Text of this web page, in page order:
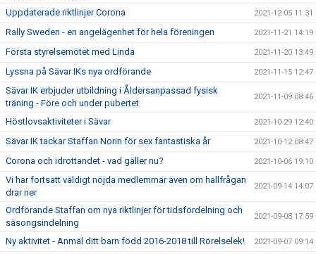
Uppdaterade riktlinjer Corona 2021-12-05 11:31
Rally Sweden - en angelägenhet för hela föreningen 2021-11-21 14:19
Första styrelsemötet med Linda 2021-11-20 13:49
Lyssna på Sävar IKs nya ordförande 2021-11-15 12:47
Sävar IK erbjuder utbildning i Åldersanpassad fysisk
träning - Före och under pubertet
2021-11-09 08:46
Höstlovsaktiviteter i Sävar 2021-10-29 12:40
Sävar IK tackar Staffan Norin för sex fantastiska år 2021-10-12 08:47
Corona och idrottandet - vad gäller nu? 2021-10-06 19:10
Vi har fortsatt väldigt nöjda medlemmar även om hallfrågan
drar ner
2021-09-14 14:07
Ordförande Staffan om nya riktlinjer för tidsfördelning och
säsongsindelning
2021-09-08 17:59
Ny aktivitet - Anmäl ditt barn född 2016-2018 till Rörelselek! 2021-09-07 09:14